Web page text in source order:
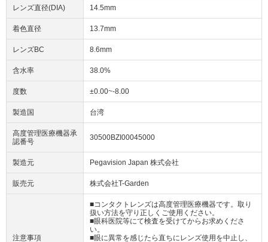
レンズ直径(DIA) 14.5mm
着色直径 13.7mm
レンズBC 8.6mm
含水率 38.0%
度数 ±0.00~-8.00
製造国 台湾
高度管理医療機器承
認番号
30500BZI00045000
製造元 Pegavision Japan 株式会社
販売元 株式会社T-Garden
注意事項
■コンタクトレンズは高度管理医療機器です。取り
扱い方法を守り正しくご使用ください。
■眼科医院等にて検査を受けてからお求めくださ
い。
■眼に異常を感じたら直ちにレンズ使用を中止し、